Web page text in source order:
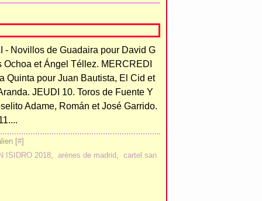
- Novillos de Guadaira pour David G
Ochoa et Ángel Téllez. MERCREDI
Quinta pour Juan Bautista, El Cid et
JEUDI 10. Toros de Fuente Y
Adame, Román et José Garrido.
[#]
ISIDRO 2018, arènes de madrid, cartel san